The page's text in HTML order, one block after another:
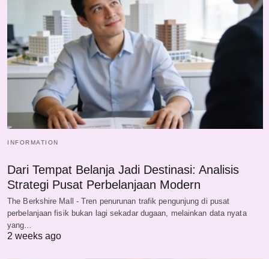
INFORMATION
Dari Tempat Belanja Jadi Destinasi: Analisis
Strategi Pusat Perbelanjaan Modern
The Berkshire Mall - Tren penurunan trafik pengunjung di pusat
perbelanjaan fisik bukan lagi sekadar dugaan, melainkan data nyata
yang…
2 weeks ago